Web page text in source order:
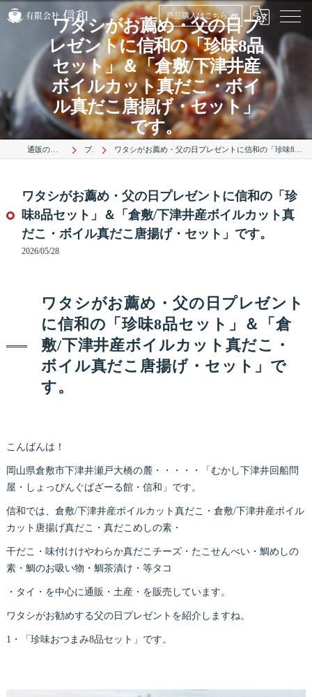
商品購入はこちら
ワタシがお薦め・父の日プ
レゼントに信和の「珍味8品
セット」＆「倉敷/下津井産
ボイルカット真だこ・ボイ
ル真だこ唐揚げ・セット」
です。
通販のたこは有限会社信和 ブログ ワタシがお薦め・父の日プレゼントに信和の「珍味8品セット」＆「倉敷/下津井産ボイルカット真だこ・ボイル真だこ唐揚げ・セット」です。
ワタシがお薦め・父の日プレゼントに信和の「珍
味8品セット」＆「倉敷/下津井産ボイルカット真
だこ・ボイル真だこ唐揚げ・セット」です。
2026/05/28
ワタシがお薦め・父の日プレゼント
に信和の「珍味8品セット」＆「倉
敷/下津井産ボイルカット真だこ・
ボイル真だこ唐揚げ・セット」で
す。
こんばんは！
岡山県倉敷市下津井瀬戸大橋の麓・・・・・「むかし下津井回船問
屋・しょっぴんぐばざーる館・信和」です。
信和では、倉敷/下津井産ボイルカット真だこ・倉敷/下津井産ボイル
カット唐揚げ真だこ・真だこめしの素・
干だこ・味付けけやわらか真だこチーズ・たこせんべい・鯛めしの
素・鯛のお吸い物・鯛茶漬け・等タコ
・タイ・を中心に通販・土産・を販売しています。
ワタシがお勧めする父の日プレゼントを紹介しますね。
1・「珍味おつまみ8品セット」です。